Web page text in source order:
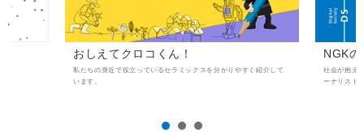
おしえてクロコくん！
私たちの身近で役立っているセラミックスを分かりやすく紹介して
います。
NGK
社会が抱え
ーナリスト
1 2 3